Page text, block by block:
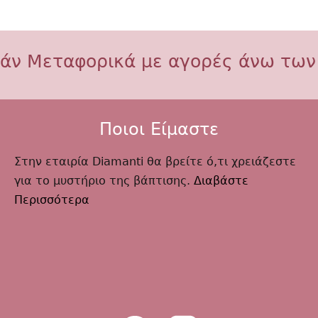
Μεταφορικά με αγορές άνω
Ποιοι Είμαστε
Στην εταιρία Diamanti θα βρείτε ό,τι χρειάζεστε
για το μυστήριο της βάπτισης. Διαβάστε
Περισσότερα